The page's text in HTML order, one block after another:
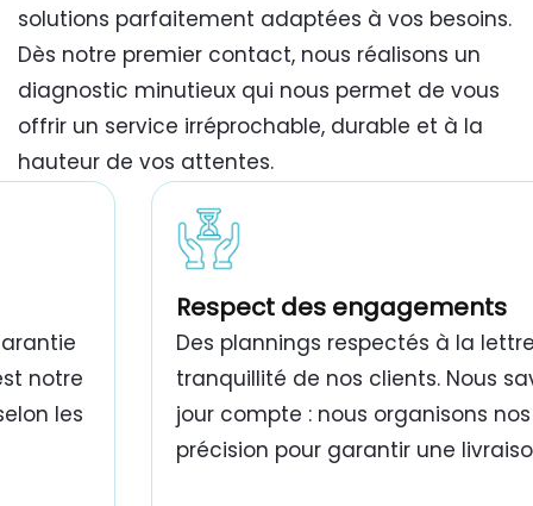
solutions parfaitement adaptées à vos besoins.
Dès notre premier contact, nous réalisons un
diagnostic minutieux qui nous permet de vous
offrir un service irréprochable, durable et à la
hauteur de vos attentes.
travaux de peinture bâtiment Tunisie
notre
les
Respect des engagements
Des plannings respectés à la
tranquillité de nos clients. Nous
jour compte : nous organisons
précision pour garantir une